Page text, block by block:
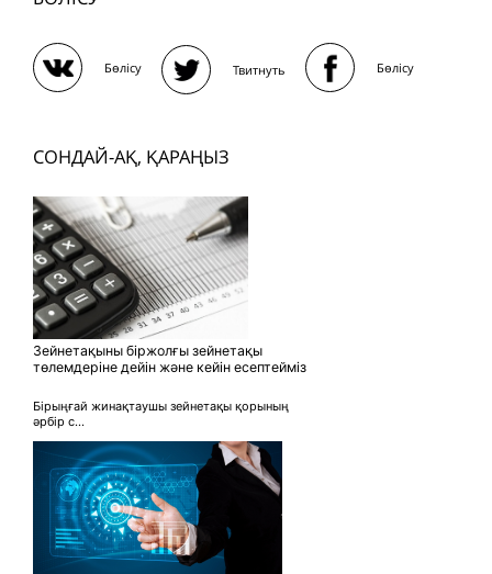
Бөлісу Твитнуть Бөлісу
СОНДАЙ-АҚ, ҚАРАҢЫЗ
Зейнетақыны біржолғы зейнетақы
төлемдеріне дейін және кейін есептейміз
Бірыңғай жинақтаушы зейнетақы қорының
әрбір с...